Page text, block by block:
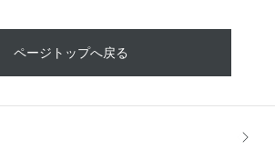
ページトップへ戻る